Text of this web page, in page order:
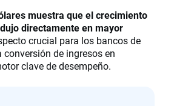
muestra que el crecimiento
directamente en mayor
crucial para los bancos de
conversión de ingresos en
clave de desempeño.